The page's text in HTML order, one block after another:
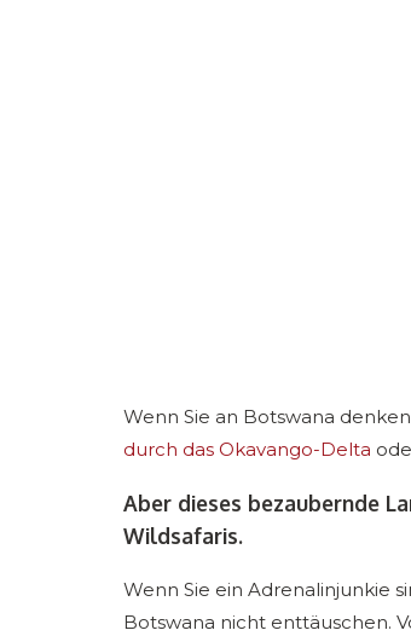
Wenn Sie an Botswana
durch das Okavango-Delta
Aber dieses bezaubernde
Wildsafaris.
Wenn Sie ein Adrenalinjunkie
Botswana nicht enttäuschen.